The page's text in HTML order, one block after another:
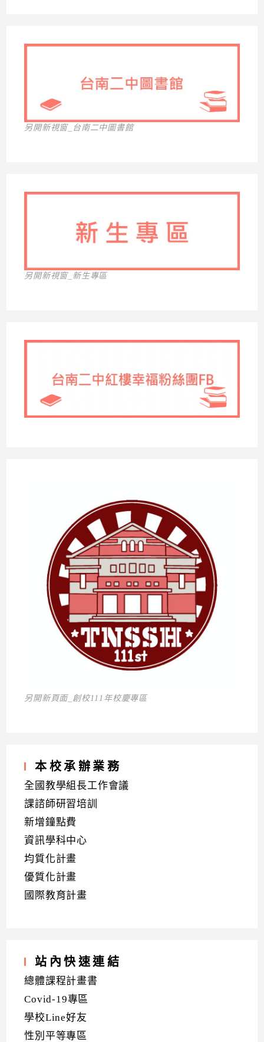
另開新視窗_台南二中圖書館
另開新視窗_新生專區
另開新頁面_創校111年校慶專區
本校承辦業務
全國教學組長工作會議
課諮師研習培訓
新增鐘點費
資訊學科中心
均質化計畫
優質化計畫
國際教育計畫
站內快速連結
總體課程計畫書
Covid-19專區
學校Line好友
性別平等專區